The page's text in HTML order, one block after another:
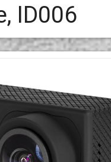
ID006